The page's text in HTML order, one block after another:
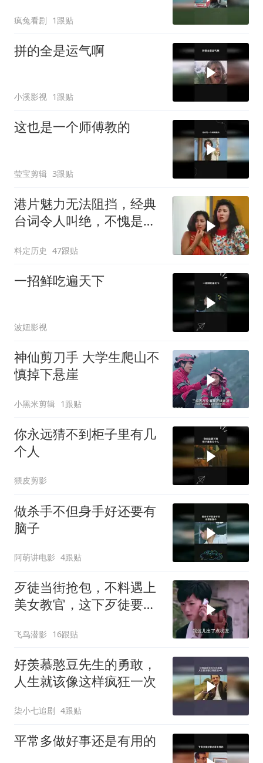
疯兔看剧 1跟贴
拼的全是运气啊
小溪影视 1跟贴
这也是一个师傅教的
莹宝剪辑 3跟贴
港片魅力无法阻挡，经典
台词令人叫绝，不愧是影
料定历史 47跟贴
一招鲜吃遍天下
波妞影视
神仙剪刀手 大学生爬山不
慎掉下悬崖
小黑米剪辑 1跟贴
你永远猜不到柜子里有几
个人
猥皮剪影
做杀手不但身手好还要有
脑子
阿萌讲电影 4跟贴
歹徒当街抢包，不料遇上
美女教官，这下歹徒要惨
飞鸟潜影 16跟贴
好羡慕憨豆先生的勇敢，
人生就该像这样疯狂一次
柒小七追剧 4跟贴
平常多做好事还是有用的